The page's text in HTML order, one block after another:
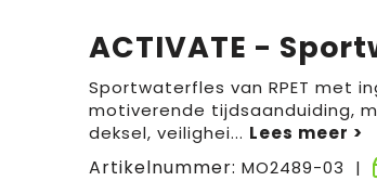
ACTIVATE -
Sportwaterfles van RPET met
motiverende tijdsaanduiding,
deksel, veilighei...
Artikelnummer: MO2489-03